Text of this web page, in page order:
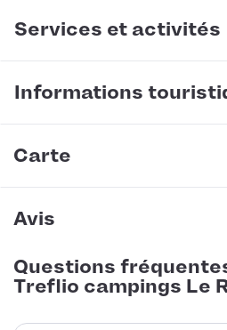
Services et activités
Informations
Carte
Avis
Questions
Treflio campings Le